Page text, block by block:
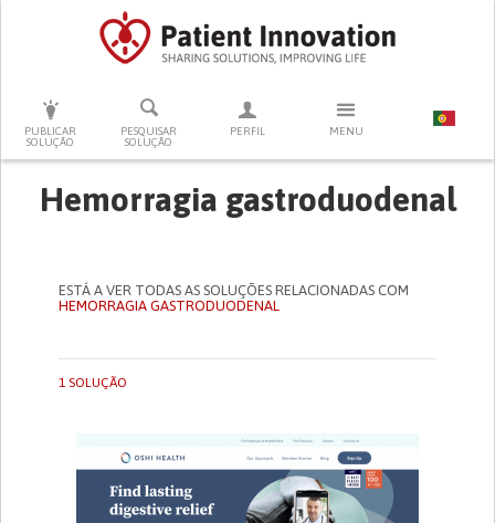
PUBLICAR
SOLUÇÃO
PESQUISAR
SOLUÇÃO
PERFIL MENU
PRESSIONE ENTER PARA PESQUISAR
Hemorragia gastroduodenal
ESTÁ A VER TODAS AS SOLUÇÕES RELACIONADAS COM
HEMORRAGIA GASTRODUODENAL
1 SOLUÇÃO